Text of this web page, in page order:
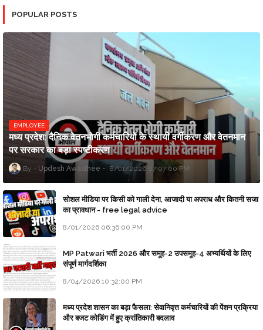
POPULAR POSTS
EMPLOYEE
मध्य प्रदेश: दैनिक वेतनभोगी कर्मचारियों के स्थायी वर्गीकरण और वेतनमान
पर सरकार का बड़ा स्पष्टीकरण
Updesh Awasthee 8/01/2026 07:07:00 PM
सोशल मीडिया पर किसी को गाली देना, आजादी या अपराध और कितनी सजा
का प्रावधान - free legal advice
8/01/2026 06:36:00 PM
MP Patwari भर्ती 2026 और समूह-2 उपसमूह-4 अभ्यर्थियों के लिए
संपूर्ण मार्गदर्शिका
8/04/2026 10:32:00 PM
मध्य प्रदेश शासन का बड़ा फैसला: सेवानिवृत्त कर्मचारियों की पेंशन प्रक्रिया
और बजट कोडिंग में हुए क्रांतिकारी बदलाव